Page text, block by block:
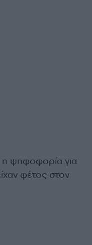
η ψηφοφορία για
φέτος στον